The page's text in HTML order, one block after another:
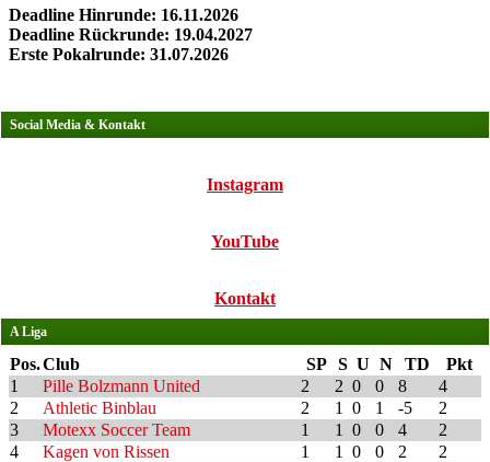
Deadline Hinrunde: 16.11.2026
Deadline Rückrunde: 19.04.2027
Erste Pokalrunde: 31.07.2026
Social Media & Kontakt
Instagram
YouTube
Kontakt
A Liga
Pos.Club SP S U N TD
Pkt
1
Pille Bolzmann United 2 2 0 0 8
4
2
Athletic Binblau 2 1 0 1 -5
2
3
Motexx Soccer Team 1 1 0 0 4
2
4
Kagen von Rissen 1 1 0 0 2
2